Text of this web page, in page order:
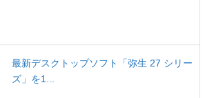
最新デスクトップソフト「弥生 27 シリー
ズ」を1...